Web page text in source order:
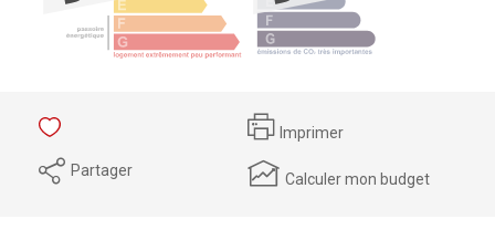
Imprimer
Partager Calculer mon budget